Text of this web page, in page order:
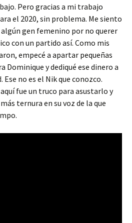
Pero gracias a mi trabajo
el 2020, sin problema. Me siento
gen femenino por no querer
con un partido así. Como mis
empecé a apartar pequeñas
Dominique y dediqué ese dinero a
no es el Nik que conozco.
fue un truco para asustarlo y
ternura en su voz de la que